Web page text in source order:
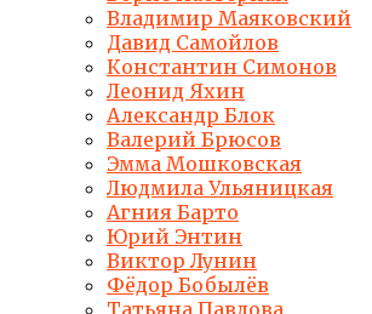
Владимир Маяковский
Давид Самойлов
Константин Симонов
Леонид Яхин
Александр Блок
Валерий Брюсов
Эмма Мошковская
Людмила Ульяницкая
Агния Барто
Юрий Энтин
Виктор Лунин
Фёдор Бобылёв
Татьяна Павлова